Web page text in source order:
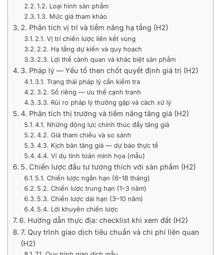
1.2. Loại hình sản phẩm
1.3. Mức giá tham khảo
2. Phân tích vị trí và tiềm năng hạ tầng (H2)
2.1. Vị trí chiến lược liên kết vùng
2.2. Hạ tầng dự kiến và quy hoạch
2.3. Lợi thế cảnh quan và khác biệt sản phẩm
3. Pháp lý — Yếu tố then chốt quyết định giá trị (H2)
3.1. Trạng thái pháp lý cần kiểm tra
3.2. Sổ riêng — ưu thế cạnh tranh
3.3. Rủi ro pháp lý thường gặp và cách xử lý
4. Phân tích thị trường và tiềm năng tăng giá (H2)
4.1. Những động lực chính thúc đẩy tăng giá
4.2. Giá tham chiếu và so sánh
4.3. Kịch bản tăng giá — dự báo thực tế
4.4. Ví dụ tính toán minh họa (mẫu)
5. Chiến lược đầu tư tương thích với sản phẩm (H2)
5.1. Chiến lược ngắn hạn (6–18 tháng)
5.2. Chiến lược trung hạn (1–3 năm)
5.3. Chiến lược dài hạn (3–10 năm)
5.4. Lời khuyên chiến lược
6. Hướng dẫn thực địa: checklist khi xem đất (H2)
7. Quy trình giao dịch tiêu chuẩn và chi phí liên quan
(H2)